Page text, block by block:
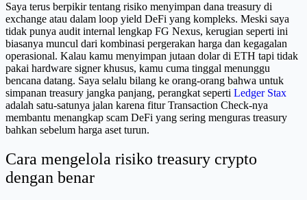
Saya terus berpikir tentang risiko menyimpan dana treasury di
exchange atau dalam loop yield DeFi yang kompleks. Meski saya
tidak punya audit internal lengkap FG Nexus, kerugian seperti ini
biasanya muncul dari kombinasi pergerakan harga dan kegagalan
operasional. Kalau kamu menyimpan jutaan dolar di ETH tapi tidak
pakai hardware signer khusus, kamu cuma tinggal menunggu
bencana datang. Saya selalu bilang ke orang-orang bahwa untuk
simpanan treasury jangka panjang, perangkat seperti Ledger Stax
adalah satu-satunya jalan karena fitur Transaction Check-nya
membantu menangkap scam DeFi yang sering menguras treasury
bahkan sebelum harga aset turun.
Cara mengelola risiko treasury crypto
dengan benar